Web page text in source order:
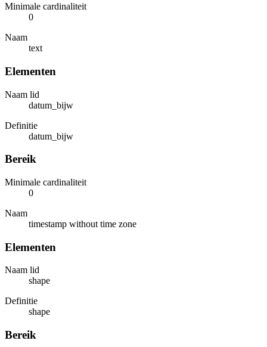
Minimale cardinaliteit
0
Naam
text
Elementen
Naam lid
datum_bijw
Definitie
datum_bijw
Bereik
Minimale cardinaliteit
0
Naam
timestamp without time zone
Elementen
Naam lid
shape
Definitie
shape
Bereik